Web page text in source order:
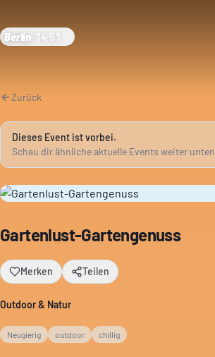
Berlin 14:51
Zurück
Dieses Event ist vorbei.
Schau dir ähnliche aktuelle Events weiter
Gartenlust-Gartengenuss
Merken Teilen
Outdoor & Natur
Neugierig outdoor chillig